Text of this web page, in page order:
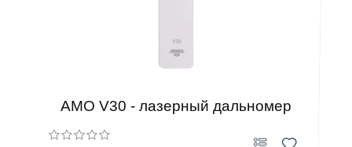
АМО V30 - лазерный дальномер